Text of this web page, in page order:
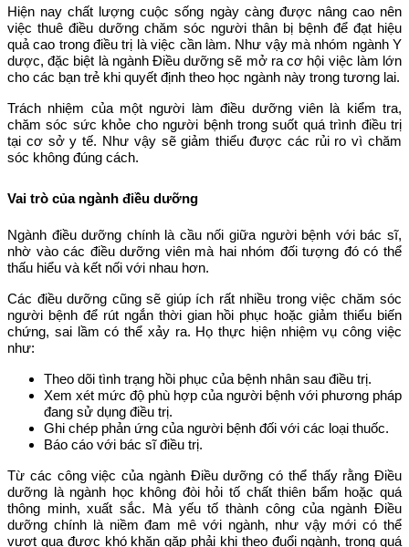
Hiện nay chất lượng cuộc sống ngày càng được nâng cao nên
việc thuê điều dưỡng chăm sóc người thân bị bệnh để đạt hiệu
quả cao trong điều trị là việc cần làm. Như vậy mà nhóm ngành Y
dược, đặc biệt là ngành Điều dưỡng sẽ mở ra cơ hội việc làm lớn
cho các bạn trẻ khi quyết định theo học ngành này trong tương lai.
Trách nhiệm của một người làm điều dưỡng viên là kiểm tra,
chăm sóc sức khỏe cho người bệnh trong suốt quá trình điều trị
tại cơ sở y tế. Như vậy sẽ giảm thiểu được các rủi ro vì chăm
sóc không đúng cách.
Vai trò của ngành điều dưỡng
Ngành điều dưỡng chính là cầu nối giữa người bệnh với bác sĩ,
nhờ vào các điều dưỡng viên mà hai nhóm đối tượng đó có thể
thấu hiểu và kết nối với nhau hơn.
Các điều dưỡng cũng sẽ giúp ích rất nhiều trong việc chăm sóc
người bệnh để rút ngắn thời gian hồi phục hoặc giảm thiểu biến
chứng, sai lầm có thể xảy ra. Họ thực hiện nhiệm vụ công việc
như:
Theo dõi tình trạng hồi phục của bệnh nhân sau điều trị.
Xem xét mức độ phù hợp của người bệnh với phương pháp
đang sử dụng điều trị.
Ghi chép phản ứng của người bệnh đối với các loại thuốc.
Báo cáo với bác sĩ điều trị.
Từ các công việc của ngành Điều dưỡng có thể thấy rằng Điều
dưỡng là ngành học không đòi hỏi tố chất thiên bẩm hoặc quá
thông minh, xuất sắc. Mà yếu tố thành công của ngành Điều
dưỡng chính là niềm đam mê với ngành, như vậy mới có thể
vượt qua được khó khăn gặp phải khi theo đuổi ngành, trong quá